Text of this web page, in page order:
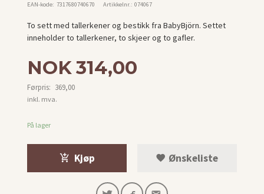
EAN-kode: 7317680740670 Artikkelnr.: 074067
To sett med tallerkener og bestikk fra BabyBjörn. Settet
inneholder to tallerkener, to skjeer og to gafler.
Tilbud
NOK314,00
Førpris: 369,00
Rabatt
inkl. mva.
På lager
Kjøp Ønskeliste